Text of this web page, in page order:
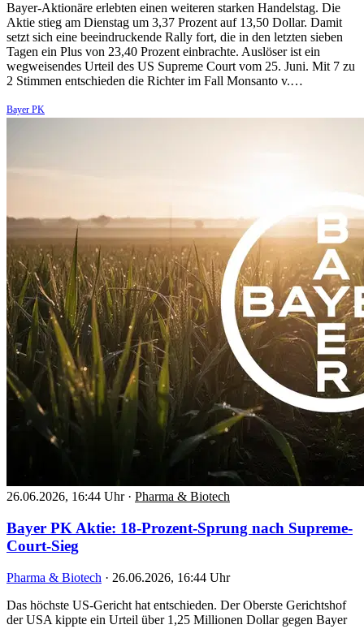
Bayer-Aktionäre erlebten einen weiteren starken Handelstag. Die
Aktie stieg am Dienstag um 3,37 Prozent auf 13,50 Dollar. Damit
setzt sich eine beeindruckende Rally fort, die in den letzten sieben
Tagen ein Plus von 23,40 Prozent einbrachte. Auslöser ist ein
wegweisendes Urteil des US Supreme Court vom 25. Juni. Mit 7 zu
2 Stimmen entschieden die Richter im Fall Monsanto v.…
Bayer PK
26.06.2026, 16:44 Uhr · Pharma & Biotech
Bayer PK Aktie: 18-Prozent-Sprung nach Supreme-
Court-Sieg
Pharma & Biotech · 26.06.2026, 16:44 Uhr
Das höchste US-Gericht hat entschieden. Der Oberste Gerichtshof
der USA kippte ein Urteil über 1,25 Millionen Dollar gegen Bayer